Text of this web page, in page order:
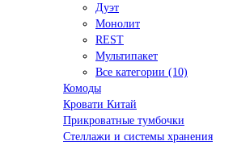
Дуэт
Монолит
REST
Мультипакет
Все категории (10)
Комоды
Кровати Китай
Прикроватные тумбочки
Стеллажи и системы хранения